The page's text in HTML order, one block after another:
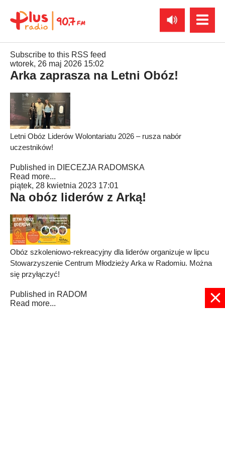
Subscribe to this RSS feed
wtorek, 26 maj 2026 15:02
Arka zaprasza na Letni Obóz!
Letni Obóz Liderów Wolontariatu 2026 – rusza nabór
uczestników!
Published in DIECEZJA RADOMSKA
Read more...
piątek, 28 kwietnia 2023 17:01
Na obóz liderów z Arką!
Obóz szkoleniowo-rekreacyjny dla liderów organizuje w lipcu
Stowarzyszenie Centrum Młodzieży Arka w Radomiu. Można
się przyłączyć!
Published in RADOM
Read more...